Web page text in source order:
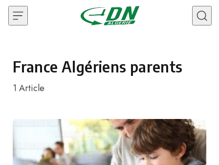
Skip to content
France Algériens parents
1 Article